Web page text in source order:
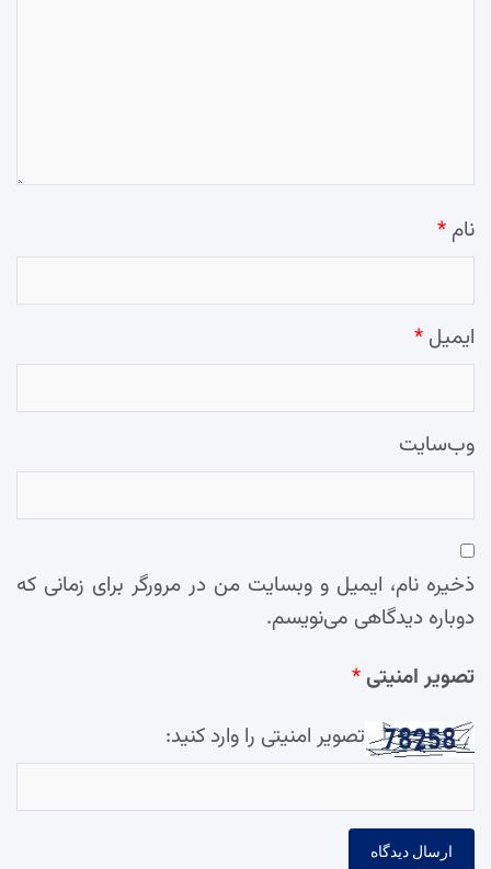
نام *
ایمیل *
وب‌سایت
ذخیره نام، ایمیل و وبسایت من در مرورگر برای زمانی که
دوباره دیدگاهی می‌نویسم.
تصویر امنیتی*
تصویر امنیتی را وارد کنید: